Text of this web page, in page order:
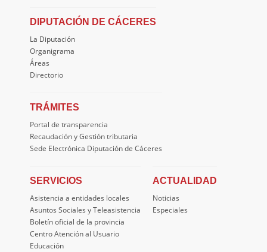
DIPUTACIÓN DE CÁCERES
La Diputación
Organigrama
Áreas
Directorio
TRÁMITES
Portal de transparencia
Recaudación y Gestión tributaria
Sede Electrónica Diputación de Cáceres
SERVICIOS
Asistencia a entidades locales
Asuntos Sociales y Teleasistencia
Boletín oficial de la provincia
Centro Atención al Usuario
Educación
ACTUALIDAD
Noticias
Especiales